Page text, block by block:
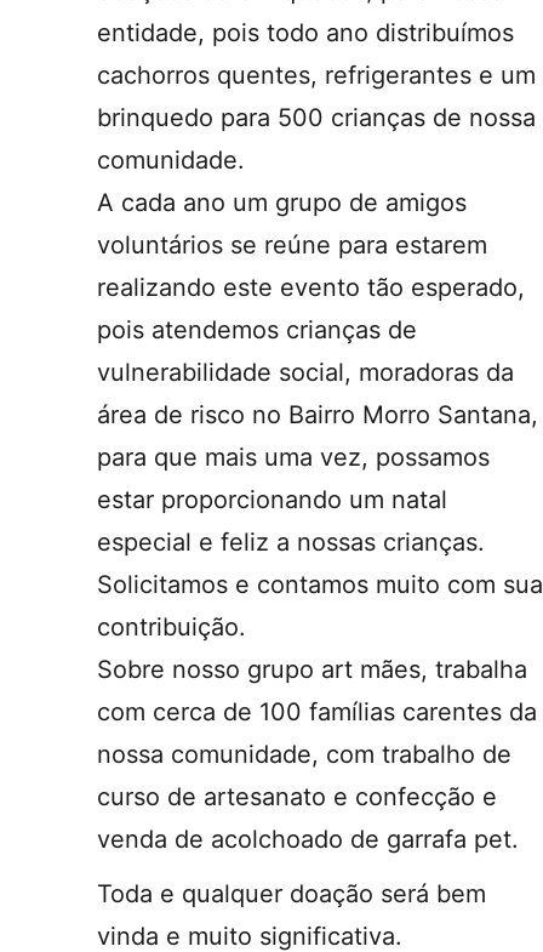
entidade, pois todo ano distribuímos
cachorros quentes, refrigerantes e um
brinquedo para 500 crianças de nossa
comunidade.
A cada ano um grupo de amigos
voluntários se reúne para estarem
realizando este evento tão esperado,
pois atendemos crianças de
vulnerabilidade social, moradoras da
área de risco no Bairro Morro Santana,
para que mais uma vez, possamos
estar proporcionando um natal
especial e feliz a nossas crianças.
Solicitamos e contamos muito com sua
contribuição.
Sobre nosso grupo art mães, trabalha
com cerca de 100 famílias carentes da
nossa comunidade, com trabalho de
curso de artesanato e confecção e
venda de acolchoado de garrafa pet.
Toda e qualquer doação será bem
vinda e muito significativa.